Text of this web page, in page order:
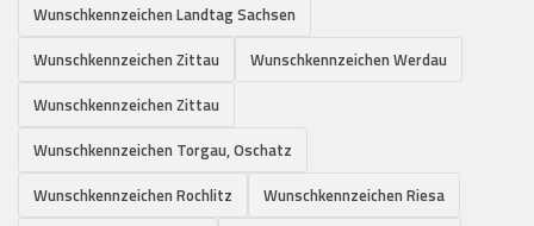
Wunschkennzeichen Landtag Sachsen
Wunschkennzeichen Zittau
Wunschkennzeichen Werdau
Wunschkennzeichen Zittau
Wunschkennzeichen Torgau, Oschatz
Wunschkennzeichen Rochlitz
Wunschkennzeichen Riesa